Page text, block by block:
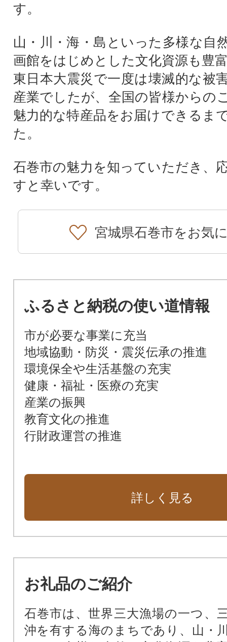
す。
山・川・海・島といった多様な自
画館をはじめとした文化資源も豊
東日本大震災で一度は壊滅的な被
産業でしたが、全国の皆様からの
魅力的な特産品をお届けできるま
た。
石巻市の魅力を知っていただき、
すと幸いです。
宮城県石巻市をお気
ふるさと納税の使い道情報
市が必要な事業に充当
地域協動・防災・震災伝承の推進
環境保全や生活基盤の充実
健康・福祉・医療の充実
産業の振興
教育文化の推進
行財政運営の推進
詳しく見る
お礼品のご紹介
石巻市は、世界三大漁場の一つ、
沖を有する海のまちであり、山・